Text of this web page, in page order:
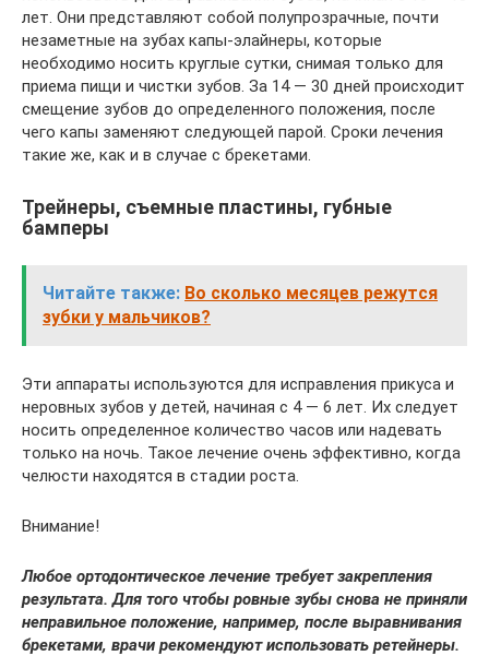
лет. Они представляют собой полупрозрачные, почти
незаметные на зубах капы-элайнеры, которые
необходимо носить круглые сутки, снимая только для
приема пищи и чистки зубов. За 14 — 30 дней происходит
смещение зубов до определенного положения, после
чего капы заменяют следующей парой. Сроки лечения
такие же, как и в случае с брекетами.
Трейнеры, съемные пластины, губные
бамперы
Читайте также: Во сколько месяцев режутся
зубки у мальчиков?
Эти аппараты используются для исправления прикуса и
неровных зубов у детей, начиная с 4 — 6 лет. Их следует
носить определенное количество часов или надевать
только на ночь. Такое лечение очень эффективно, когда
челюсти находятся в стадии роста.
Внимание!
Любое ортодонтическое лечение требует закрепления
результата. Для того чтобы ровные зубы снова не приняли
неправильное положение, например, после выравнивания
брекетами, врачи рекомендуют использовать ретейнеры.